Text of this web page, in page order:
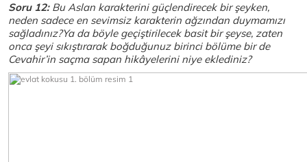
Soru 12:Bu Aslan karakterini güçlendirecek bir şeyken,
neden sadece en sevimsiz karakterin ağzından duymamızı
sağladınız?Ya da böyle geçiştirilecek basit bir şeyse, zaten
onca şeyi sıkıştırarak boğduğunuz birinci bölüme bir de
Cevahir’in saçma sapan hikâyelerini niye eklediniz?